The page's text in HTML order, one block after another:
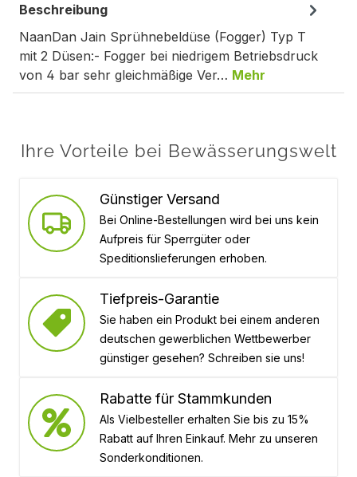
Beschreibung
NaanDan Jain Sprühnebeldüse (Fogger) Typ T
mit 2 Düsen:- Fogger bei niedrigem Betriebsdruck
von 4 bar sehr gleichmäßige Ver… Mehr
Ihre Vorteile bei Bewässerungswelt
Günstiger Versand
Bei Online-Bestellungen wird bei uns kein
Aufpreis für Sperrgüter oder
Speditionslieferungen erhoben.
Tiefpreis-Garantie
Sie haben ein Produkt bei einem anderen
deutschen gewerblichen Wettbewerber
günstiger gesehen? Schreiben sie uns!
Rabatte für Stammkunden
Als Vielbesteller erhalten Sie bis zu 15%
Rabatt auf Ihren Einkauf. Mehr zu unseren
Sonderkonditionen.